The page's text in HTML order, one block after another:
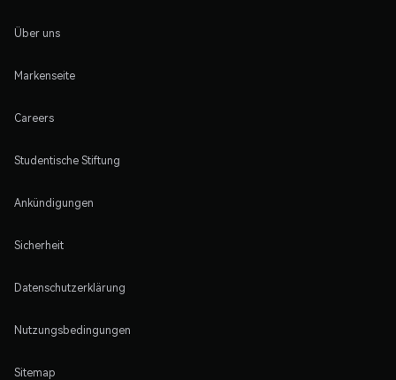
Über uns
Markenseite
Careers
Studentische Stiftung
Ankündigungen
Sicherheit
Datenschutzerklärung
Nutzungsbedingungen
Sitemap